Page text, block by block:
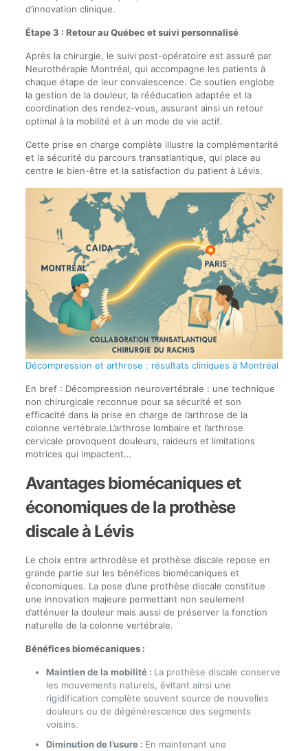
d’innovation clinique.
Étape 3 : Retour au Québec et suivi personnalisé
Après la chirurgie, le suivi post-opératoire est assuré par
Neurothérapie Montréal, qui accompagne les patients à
chaque étape de leur convalescence. Ce soutien englobe
la gestion de la douleur, la rééducation adaptée et la
coordination des rendez-vous, assurant ainsi un retour
optimal à la mobilité et à un mode de vie actif.
Cette prise en charge complète illustre la complémentarité
et la sécurité du parcours transatlantique, qui place au
centre le bien-être et la satisfaction du patient à Lévis.
Décompression et arthrose : résultats cliniques à Montréal
En bref : Décompression neurovertébrale : une technique
non chirurgicale reconnue pour sa sécurité et son
efficacité dans la prise en charge de l’arthrose de la
colonne vertébrale.L’arthrose lombaire et l’arthrose
cervicale provoquent douleurs, raideurs et limitations
motrices qui impactent…
Avantages biomécaniques et
économiques de la prothèse
discale à Lévis
Le choix entre arthrodèse et prothèse discale repose en
grande partie sur les bénéfices biomécaniques et
économiques. La pose d’une prothèse discale constitue
une innovation majeure permettant non seulement
d’atténuer la douleur mais aussi de préserver la fonction
naturelle de la colonne vertébrale.
Bénéfices biomécaniques :
Maintien de la mobilité : La prothèse discale conserve
les mouvements naturels, évitant ainsi une
rigidification complète souvent source de nouvelles
douleurs ou de dégénérescence des segments
voisins.
Diminution de l’usure : En maintenant une